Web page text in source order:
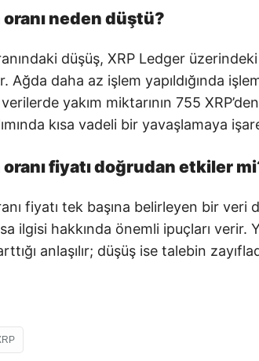
oranı neden düştü?
düşüş, XRP Ledger
Ağda daha az işlem yapıldığında
yakım miktarının 755
kısa vadeli bir yavaşlamaya
oranı fiyatı doğrudan etkiler
fiyatı tek başına belirleyen bir veri
ilgisi hakkında önemli ipuçları verir.
anlaşılır; düşüş ise talebin